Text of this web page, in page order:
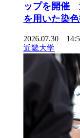
ップを開催
を用いた染
2026.07.30
近畿大学